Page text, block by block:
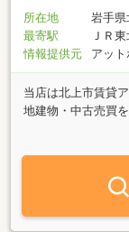
所在地
岩手県
最寄駅
ＪＲ
情報提供元
アット
当店は北上市賃貸
地建物・中古売買
設計ニーズを的確
クで物件情報を提
可能です。物件紹
却のご相談や補修
さい。